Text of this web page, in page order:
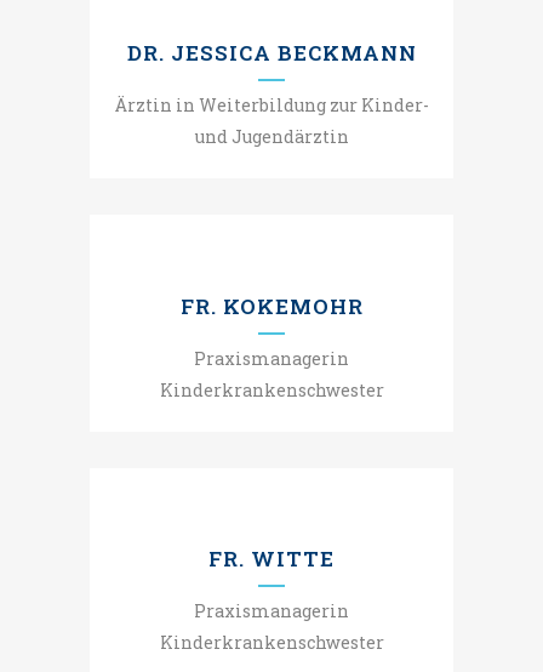
DR. JESSICA BECKMANN
Ärztin in Weiterbildung zur Kinder-
und Jugendärztin
FR. KOKEMOHR
Praxismanagerin
Kinderkrankenschwester
FR. WITTE
Praxismanagerin
Kinderkrankenschwester